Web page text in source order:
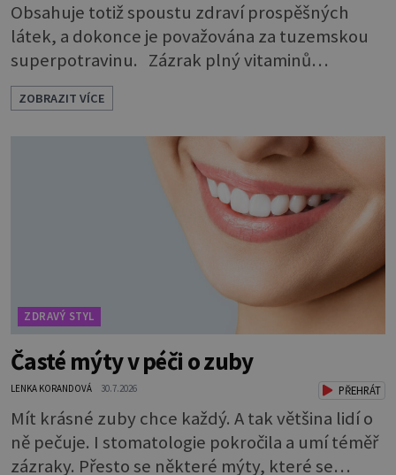
Obsahuje totiž spoustu zdraví prospěšných
látek, a dokonce je považována za tuzemskou
superpotravinu. Zázrak plný vitaminů
V petrželi najdete vitaminy B1, B2, B3, B6,
provitamin A, vitamin E a velké množství
vitamínu C (nejvíce ho má nať, dokonce třikrát
více než pomeranč, v kořeni je také, ale je ho
desetkrát méně), a kyselinu listovou. Ale to
není všechno. Obsahuje také důležité
ZOBRAZIT VÍCE
ZDRAVÝ STYL
Časté mýty v péči o zuby
LENKA KORANDOVÁ 30.7.2026 PŘEHRÁT
Mít krásné zuby chce každý. A tak většina lidí o
ně pečuje. I stomatologie pokročila a umí téměř
zázraky. Přesto se některé mýty, které se